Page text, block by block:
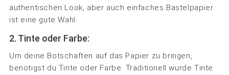
authentischen Look, aber auch einfaches Bastelpapier
ist eine gute Wahl.
2. Tinte oder Farbe:
Um deine Botschaften auf das Papier zu bringen,
benötigst du Tinte oder Farbe. Traditionell wurde Tinte